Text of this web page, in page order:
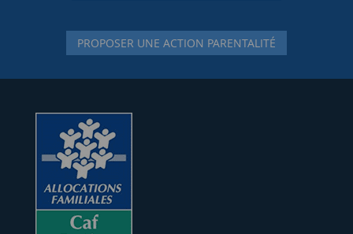
PROPOSER UNE ACTION PARENTALITÉ